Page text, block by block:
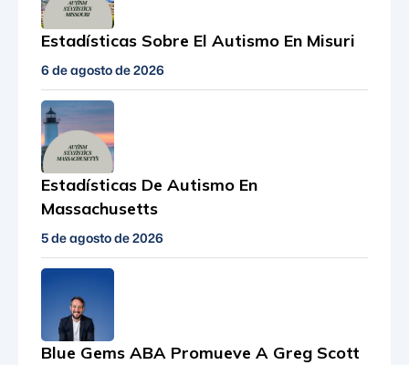
6 de agosto de 2026
Estadísticas Sobre El Autismo En Misuri
5 de agosto de 2026
Estadísticas De Autismo En
Massachusetts
Blue Gems ABA Promueve A Greg Scott